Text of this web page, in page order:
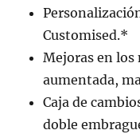
Customised.*
Mejoras en
aumentada,
Caja de
doble